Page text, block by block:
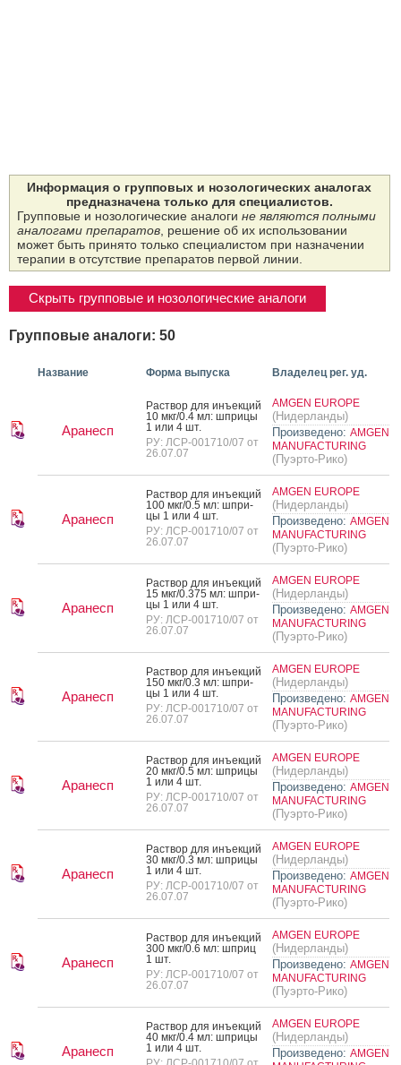
Информация о групповых и нозологических аналогах
предназначена только для специалистов.
Групповые и нозологические аналоги не являются полными
аналогами препаратов, решение об их использовании
может быть принято только специалистом при назначении
терапии в отсутствие препаратов первой линии.
Скрыть групповые и нозологические аналоги
Групповые аналоги: 50
Название Форма выпуска Владелец рег. уд.
Аранесп
Рас­твор для инъ­ек­ций
10 мкг/0.4 мл: шпри­цы
1 или 4 шт.
РУ: ЛСР-001710/07 от
26.07.07
AMGEN EUROPE
(Нидерланды)
Произведено: AMGEN
MANUFACTURING
(Пуэрто-Рико)
Аранесп
Рас­твор для инъ­ек­ций
100 мкг/0.5 мл: шпри­
цы 1 или 4 шт.
РУ: ЛСР-001710/07 от
26.07.07
AMGEN EUROPE
(Нидерланды)
Произведено: AMGEN
MANUFACTURING
(Пуэрто-Рико)
Аранесп
Рас­твор для инъ­ек­ций
15 мкг/0.375 мл: шпри­
цы 1 или 4 шт.
РУ: ЛСР-001710/07 от
26.07.07
AMGEN EUROPE
(Нидерланды)
Произведено: AMGEN
MANUFACTURING
(Пуэрто-Рико)
Аранесп
Рас­твор для инъ­ек­ций
150 мкг/0.3 мл: шпри­
цы 1 или 4 шт.
РУ: ЛСР-001710/07 от
26.07.07
AMGEN EUROPE
(Нидерланды)
Произведено: AMGEN
MANUFACTURING
(Пуэрто-Рико)
Аранесп
Рас­твор для инъ­ек­ций
20 мкг/0.5 мл: шпри­цы
1 или 4 шт.
РУ: ЛСР-001710/07 от
26.07.07
AMGEN EUROPE
(Нидерланды)
Произведено: AMGEN
MANUFACTURING
(Пуэрто-Рико)
Аранесп
Рас­твор для инъ­ек­ций
30 мкг/0.3 мл: шпри­цы
1 или 4 шт.
РУ: ЛСР-001710/07 от
26.07.07
AMGEN EUROPE
(Нидерланды)
Произведено: AMGEN
MANUFACTURING
(Пуэрто-Рико)
Аранесп
Рас­твор для инъ­ек­ций
300 мкг/0.6 мл: шприц
1 шт.
РУ: ЛСР-001710/07 от
26.07.07
AMGEN EUROPE
(Нидерланды)
Произведено: AMGEN
MANUFACTURING
(Пуэрто-Рико)
Аранесп
Рас­твор для инъ­ек­ций
40 мкг/0.4 мл: шпри­цы
1 или 4 шт.
AMGEN EUROPE
(Нидерланды)
Произведено: AMGEN